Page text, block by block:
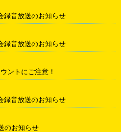
録音放送のお知らせ
録音放送のお知らせ
ントにご注意！
録音放送のお知らせ
のお知らせ